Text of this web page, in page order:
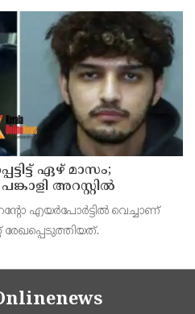
ഏഴ് മാസം;
അറസ്റ്റില്‍
എയര്‍പോര്‍ട്ടില്‍ വെച്ചാണ്